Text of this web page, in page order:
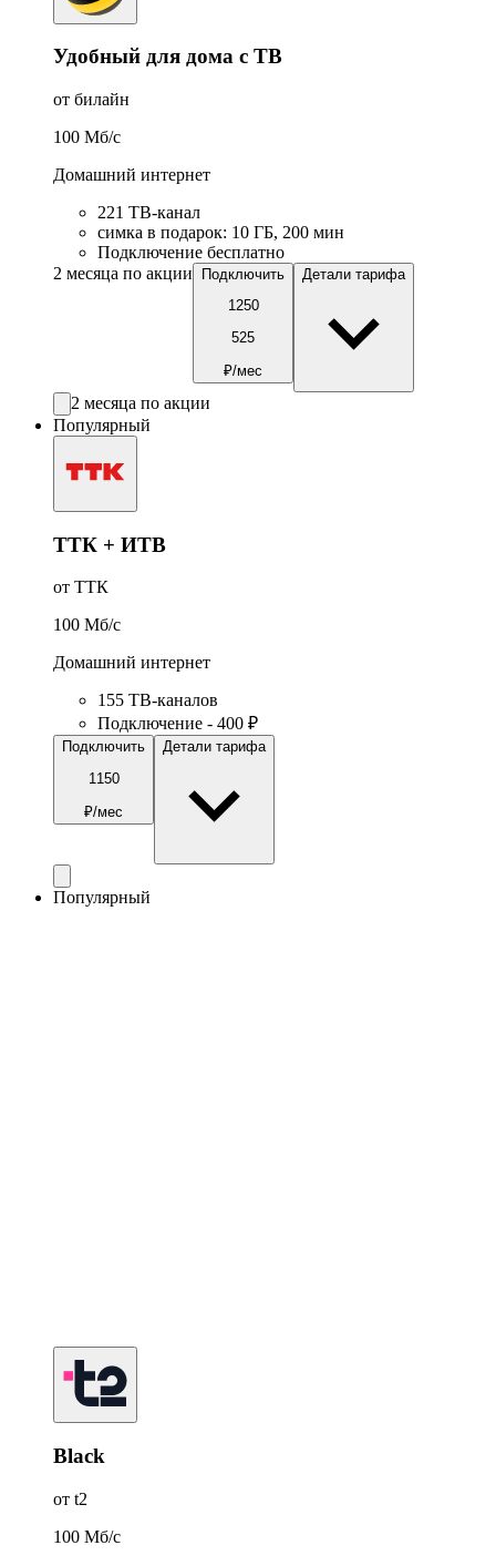
Удобный для дома с ТВ
от билайн
100 Мб/c
Домашний интернет
221 ТB-канал
симка в подарок: 10 ГБ, 200 мин
Подключение бесплатно
2 месяца по акции
Подключить
1250
525
₽/мес
Детали тарифа
2 месяца по акции
Популярный
ТТК + ИТВ
от ТТК
100 Мб/c
Домашний интернет
155 ТВ-каналов
Подключение - 400 ₽
Подключить
1150
₽/мес
Детали тарифа
Популярный
Black
от t2
100 Мб/c